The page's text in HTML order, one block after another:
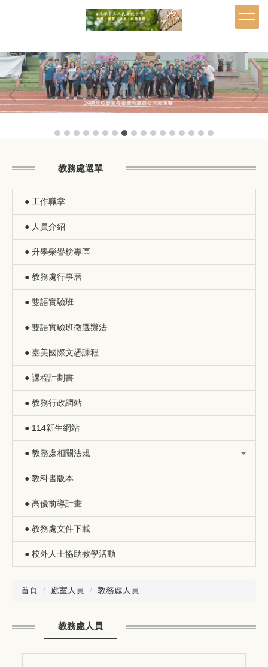
內
容
區
教務處選單
● 工作職掌
● 人員介紹
● 升學榮譽榜專區
● 教務處行事曆
● 雙語實驗班
● 雙語實驗班徵選辦法
● 臺美國際文憑課程
● 課程計劃書
● 教務行政網站
● 114新生網站
● 教務處相關法規
● 教科書版本
● 高優前導計畫
● 教務處文件下載
● 校外人士協助教學活動
首頁 處室人員 教務處人員
教務處人員